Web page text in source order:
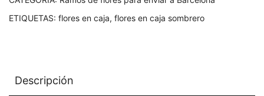
ETIQUETAS: flores en caja, flores en caja sombrero
Descripción